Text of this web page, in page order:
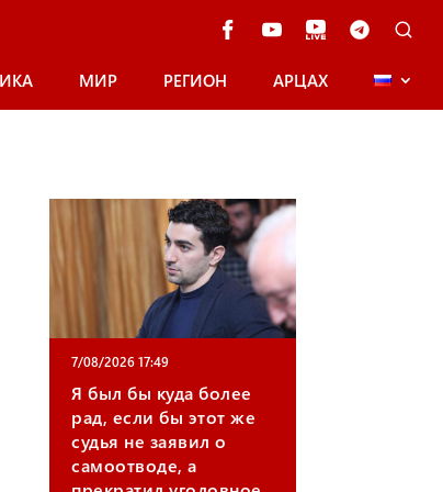
МИР РЕГИОН АРЦАХ
7/08/2026 17:49
Я был бы куда более
рад, если бы этот же
судья не заявил о
самоотводе, а